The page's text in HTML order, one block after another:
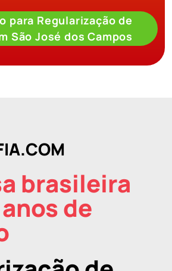
para Regularização de
São José dos Campos
brasileira
de